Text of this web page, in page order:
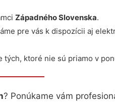
Západného Slovenska.
pre vás k dispozícii aj
tých, ktoré nie sú priamo v
? Ponúkame vám